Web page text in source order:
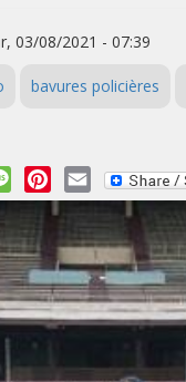
03/08/2021 - 07:39
bavures policières
MessagePinterest
Email